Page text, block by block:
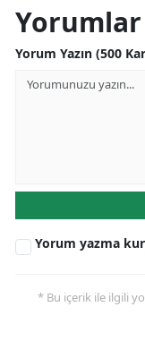
Yorumlar
Yorum Yazın (500
Yorum yazma
* Bu içerik ile ilgili